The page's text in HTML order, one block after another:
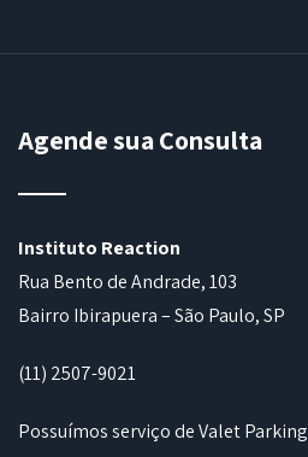
Agende sua Consulta
Instituto Reaction
Rua Bento de Andrade, 103
Bairro Ibirapuera – São Paulo, SP
(11) 2507-9021
Possuímos serviço de Valet Parking